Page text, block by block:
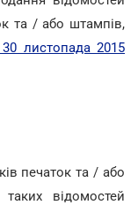
та / або штампів,
листопада 2015
печаток та / або
відомостей